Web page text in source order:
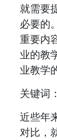
就需要
必要的
重要内
业的教
业教学
关键词
近些年
对比，